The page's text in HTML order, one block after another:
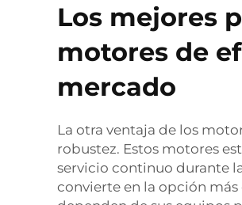
Los mejores
motores de
mercado
La otra ventaja de los
robustez. Estos motores
servicio continuo durante
convierte en la opción